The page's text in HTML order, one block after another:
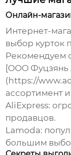
Онлайн-
Интернет-
выбор курток
Рекомендуем
[ООО Фуцзянь
(https://
ассортимент
AliExpress:
продавцов.
Lamoda:
большим